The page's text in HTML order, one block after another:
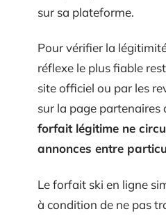
sur sa plateforme.
Pour vérifier la
réflexe le plus fiable
site officiel ou par les
sur la page partenaires
forfait légitime ne
annonces entre
Le forfait ski en ligne
à condition de ne pas